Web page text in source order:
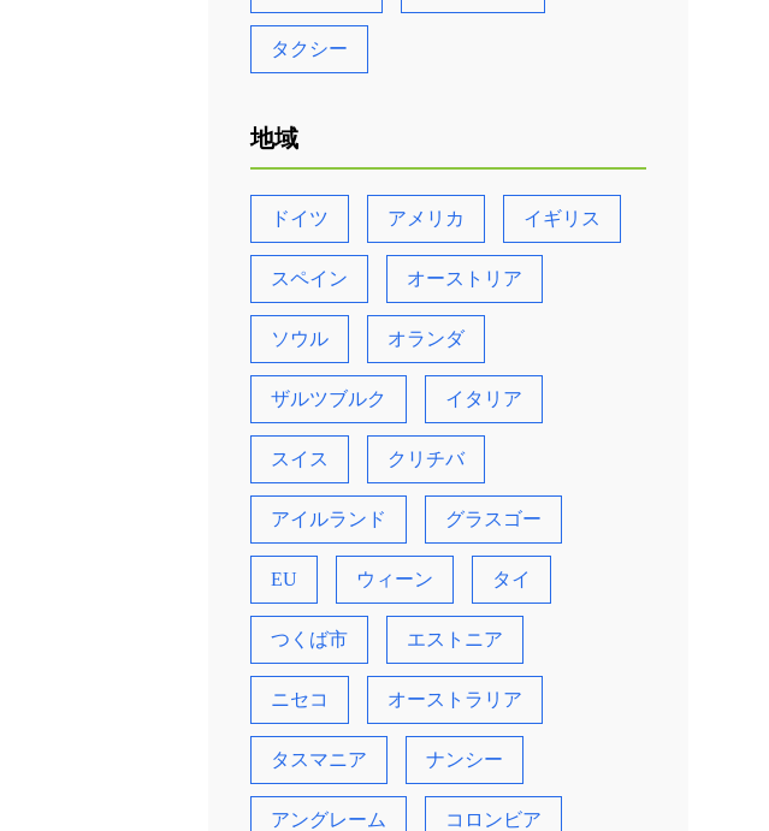
タクシー
地域
ドイツ アメリカ イギリス
スペイン オーストリア
ソウル オランダ
ザルツブルク イタリア
スイス クリチバ
アイルランド グラスゴー
EU ウィーン タイ
つくば市 エストニア
ニセコ オーストラリア
タスマニア ナンシー
アングレーム コロンビア